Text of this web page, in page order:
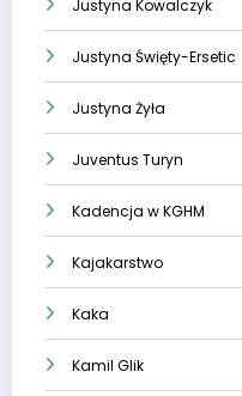
Justyna Kowalczyk
Justyna Święty-Ersetic
Justyna Żyła
Juventus Turyn
Kadencja w KGHM
Kajakarstwo
Kaka
Kamil Glik